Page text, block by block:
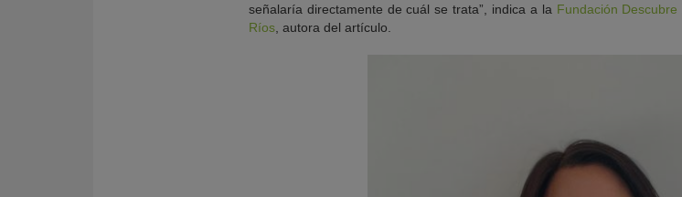
señalaría directamente de cuál se trata”, indica a la Fundación Descubre
Ríos , autora del artículo.